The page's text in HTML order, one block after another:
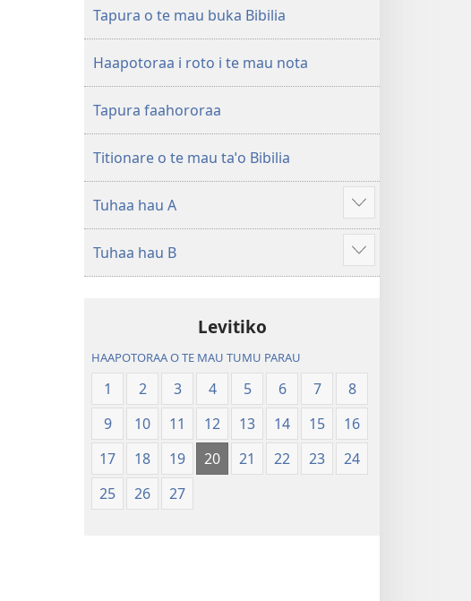
ao
apî
Huriraa
o
te
Tapura o te mau buka Bibilia
Haapotoraa i roto i te mau nota
Tapura faahororaa
Titionare o te mau taˈo Bibilia
Tuhaa hau A
Hi
ˈo
hau
atu
Tuhaa hau B
Hi
ˈo
Levitiko
HAAPOTORAA O TE MAU TUMU PARAU
1 2 3 4 5 6 7
8
9
10 11 12 13 14 15
16
17
18 19 20 21 22 23
24
25
26 27